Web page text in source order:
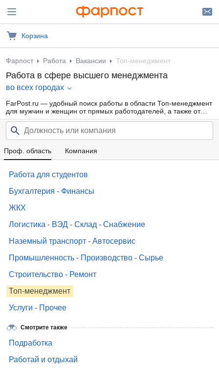
Корзина
Фарпост Работа Вакансии Топ-менеджмент
Работа в сфере высшего менеджмента
во всех городах
FarPost.ru — удобный поиск работы в области Топ-менеджмент
для мужчин и женщин от прямых работодателей, а также от
кадровых агентств. Свежие вакансии каждый день.
Проф. область Компания
Работа для студентов
Бухгалтерия - Финансы
ЖКХ
Логистика - ВЭД - Склад - Снабжение
Наземный транспорт - Автосервис
Промышленность - Производство - Сырье
Строительство - Ремонт
Топ-менеджмент
Услуги - Прочее
Смотрите также
Подработка
Работай и отдыхай